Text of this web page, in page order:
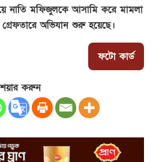
নাতি মফিজুলকে আসামি করে মামলা
অভিযান শুরু হয়েছে।
ফটো কার্ড
করুন